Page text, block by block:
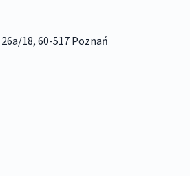
18, 60-517 Poznań